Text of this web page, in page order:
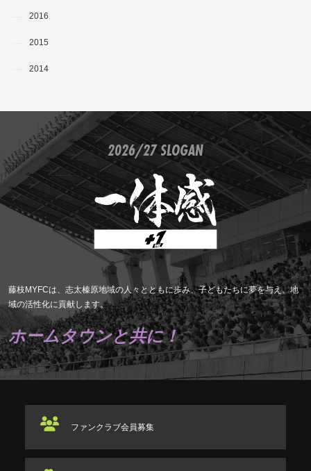
2016
2015
2014
2026/27 SLOGAN
藤枝MYFCは、志太榛原地域の人々とともに歩み、子どもたちに夢を与え、地
域の活性化に貢献します。
ホームタウンと共に！
ファンクラブ会員募集